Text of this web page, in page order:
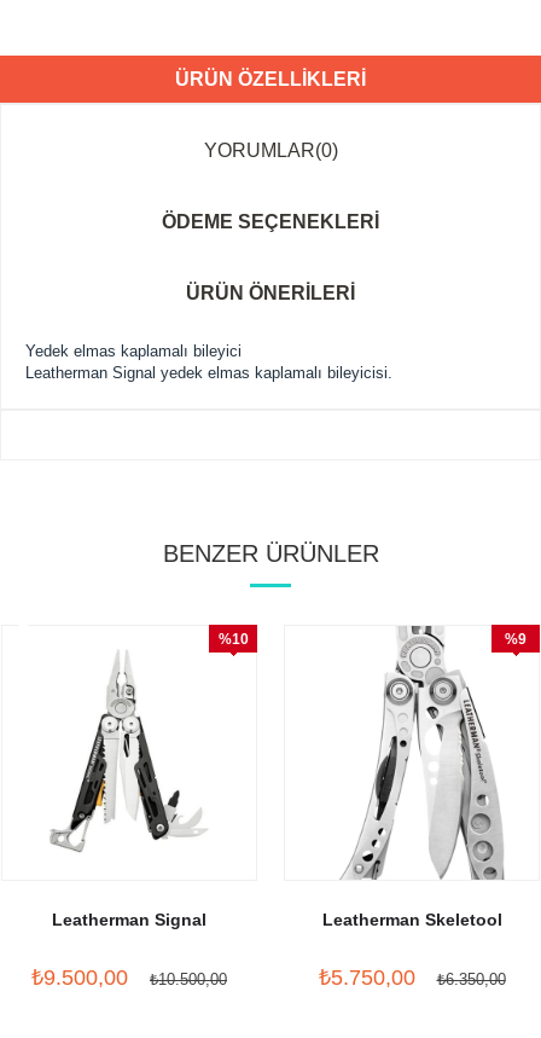
ÜRÜN ÖZELLIKLERI
YORUMLAR(0)
ÖDEME SEÇENEKLERI
ÜRÜN ÖNERILERI
Yedek elmas kaplamalı bileyici
Leatherman Signal yedek elmas kaplamalı bileyicisi.
BENZER ÜRÜNLER
Leatherman Signal
₺9.500,00 ₺10.500,00
%10
Leatherman Skeletool
₺5.750,00 ₺6.350,00
%9